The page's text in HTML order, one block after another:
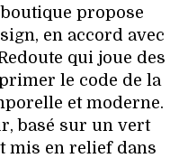
propose
en accord avec
qui joue des
le code de la
et moderne.
basé sur un vert
mis en relief dans